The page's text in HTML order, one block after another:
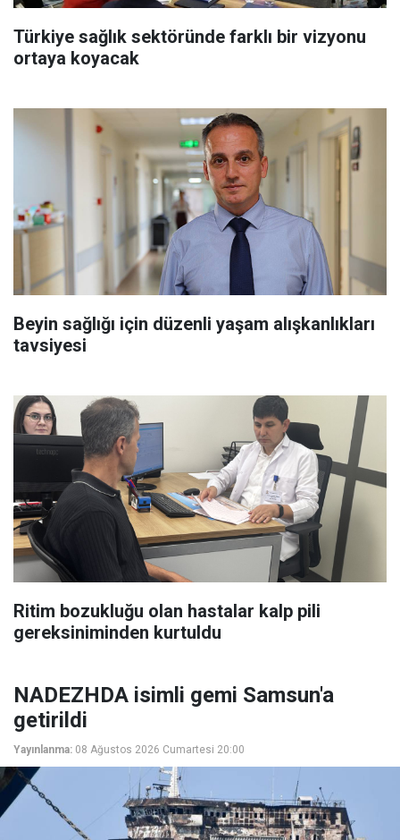
Türkiye sağlık sektöründe farklı bir vizyonu
ortaya koyacak
Beyin sağlığı için düzenli yaşam alışkanlıkları
tavsiyesi
Ritim bozukluğu olan hastalar kalp pili
gereksiniminden kurtuldu
NADEZHDA isimli gemi Samsun'a
getirildi
Yayınlanma: 08 Ağustos 2026 Cumartesi 20:00